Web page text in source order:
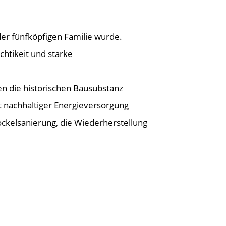
fünfköpfigen Familie wurde.
und starke
die historischen Bausubstanz
Energieversorgung
die Wiederherstellung